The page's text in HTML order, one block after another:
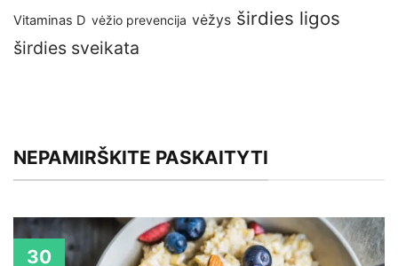
Vitaminas D vėžio prevencija vėžys širdies ligos
širdies sveikata
NEPAMIRŠKITE PASKAITYTI
30